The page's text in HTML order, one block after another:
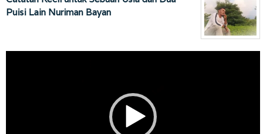
Puisi Lain Nuriman Bayan